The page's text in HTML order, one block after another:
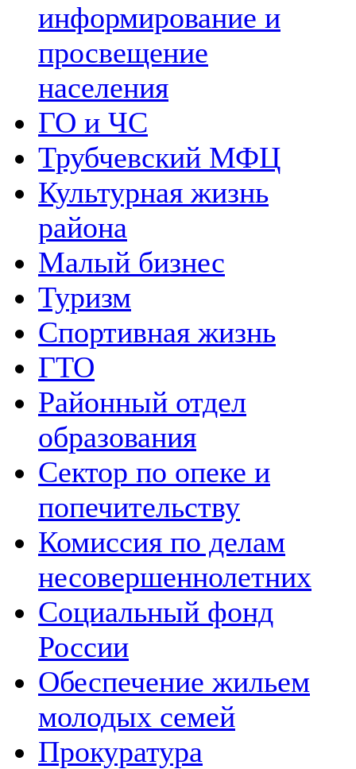
информирование и
просвещение
населения
ГО и ЧС
Трубчевский МФЦ
Культурная жизнь
района
Малый бизнес
Туризм
Спортивная жизнь
ГТО
Районный отдел
образования
Сектор по опеке и
попечительству
Комиссия по делам
несовершеннолетних
Социальный фонд
России
Обеспечение жильем
молодых семей
Прокуратура